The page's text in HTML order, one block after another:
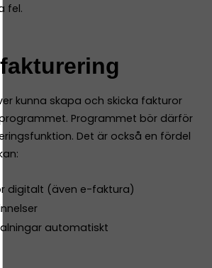
fel.
kunna skapa och skicka fakturor
Programmet bör därför
Det är också en fördel
digitalt (även e-faktura)
automatiskt